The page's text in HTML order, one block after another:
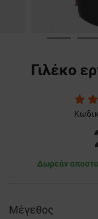
Γιλέκο
Δωρεάν
Μέγεθος